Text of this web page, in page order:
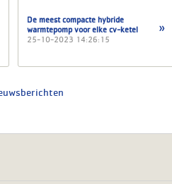
De meest compacte hybride
warmtepomp voor elke cv-ketel
25-10-2023 14:26:15